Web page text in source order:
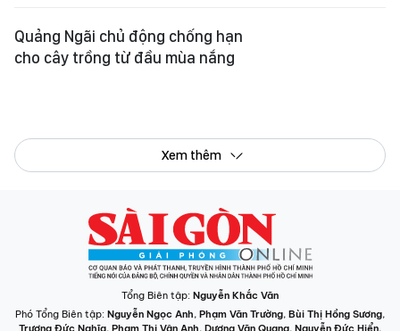
Quảng Ngãi chủ động chống hạn
cho cây trồng từ đầu mùa nắng
Xem thêm
Tổng Biên tập: Nguyễn Khắc Văn
Phó Tổng Biên tập: Nguyễn Ngọc Anh, Phạm Văn Trường, Bùi Thị Hồng Sương,
Trương Đức Nghĩa, Phạm Thị Vân Anh, Dương Văn Quang, Nguyễn Đức Hiển,